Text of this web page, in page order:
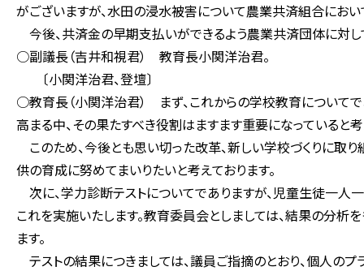
がございますが、水田の浸水被害について農業共済組合におい
今後、共済金の早期支払いができるよう農業共済団体に対し
○副議長（吉井和視君） 教育長小関洋治君。
〔小関洋治君、登壇〕
○教育長（小関洋治君） まず、これからの学校教育について
高まる中、その果たすべき役割はますます重要になっていると考
このため、今後とも思い切った改革、新しい学校づくりに取
供の育成に努めてまいりたいと考えております。
次に、学力診断テストについてでありますが、児童生徒一
これを実施いたします。教育委員会としましては、結果の分
ます。
テストの結果につきましては、議員ご指摘のとおり、個人の